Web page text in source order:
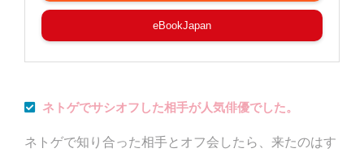
eBookJapan
ネトゲでサシオフした相手が人気俳優でした。
ネトゲで知り合った相手とオフ会したら、来たのはす